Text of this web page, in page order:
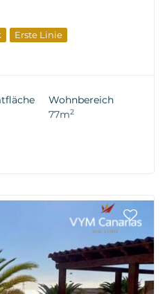
Erste Linie
Wohnbereich
77m2